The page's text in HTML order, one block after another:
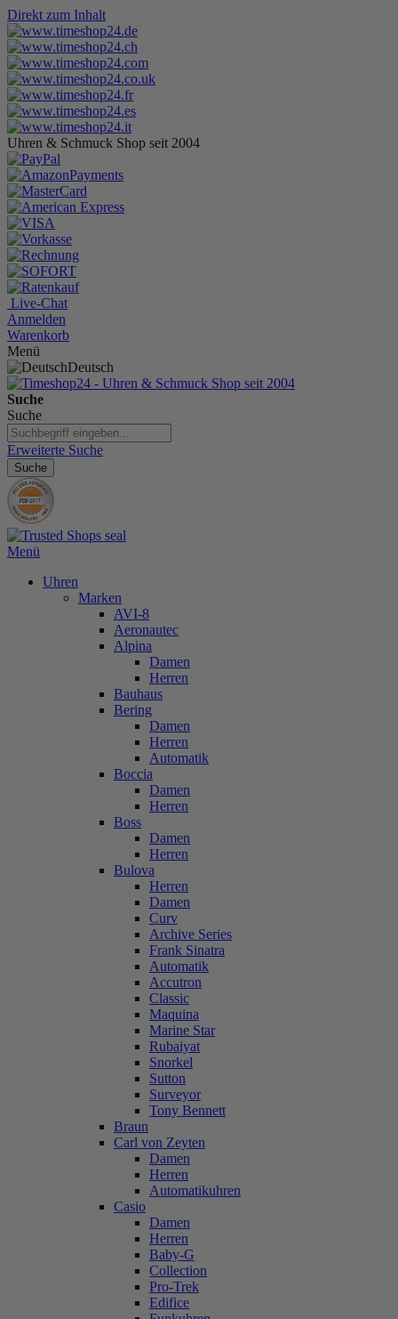
Direkt zum Inhalt
Uhren & Schmuck Shop seit 2004
Live-Chat
Anmelden
Warenkorb
Menü
Deutsch
Suche
Suche
Erweiterte Suche
Suche
Menü
Uhren
Marken
AVI-8
Aeronautec
Alpina
Damen
Herren
Bauhaus
Bering
Damen
Herren
Automatik
Boccia
Damen
Herren
Boss
Damen
Herren
Bulova
Herren
Damen
Curv
Archive Series
Frank Sinatra
Automatik
Accutron
Classic
Maquina
Marine Star
Rubaiyat
Snorkel
Sutton
Surveyor
Tony Bennett
Braun
Carl von Zeyten
Damen
Herren
Automatikuhren
Casio
Damen
Herren
Baby-G
Collection
Pro-Trek
Edifice